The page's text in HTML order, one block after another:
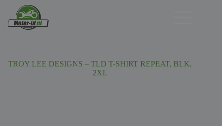
TROY LEE DESIGNS – TLD T-SHIRT REPEAT, BLK,
2XL